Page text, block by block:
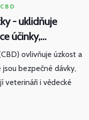
- uklidňuje
účinky,
ovlivňuje úzkost a
jsou bezpečné dávky,
veterináři i vědecké